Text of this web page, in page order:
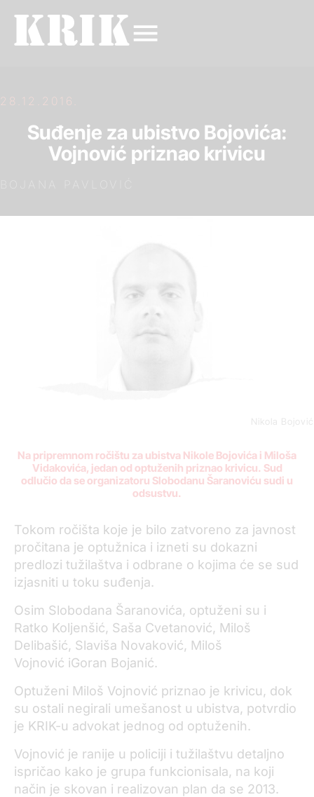
28.12.2016.
Suđenje za ubistvo Bojovića:
Vojnović priznao krivicu
Nikola Bojović
Na pripremnom ročištu za ubistva Nikole Bojovića i Miloša
Vidakovića, jedan od optuženih priznao krivicu. Sud
odlučio da seorganizatoru Slobodanu Šaranoviću sudi u
odsustvu.
Tokom ročišta koje je bilo zatvoreno za javnost
pročitana je optužnica i izneti su dokazni
predlozi tužilaštva i odbrane o kojima će se sud
izjasniti u toku suđenja.
Osim Slobodana Šaranovića, optuženi su i
Ratko Koljenšić, Saša Cvetanović, Miloš
Delibašić, Slaviša Novaković, Miloš
Vojnović iGoran Bojanić.
Optuženi Miloš Vojnović priznao je krivicu, dok
su ostali negirali umešanost u ubistva, potvrdio
je KRIK-u advokat jednog od optuženih.
Vojnović je ranije u policiji i tužilaštvu detaljno
ispričao kako je grupa funkcionisala, na koji
način je skovan i realizovan plan da se 2013.